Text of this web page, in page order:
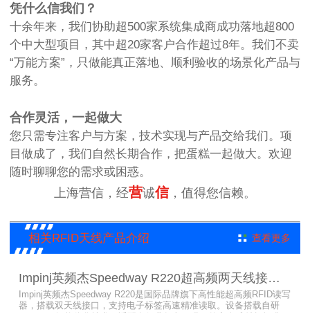
凭什么信我们？
十余年来，我们协助超500家系统集成商成功落地超800
个中大型项目，其中超20家客户合作超过8年。我们不卖
“万能方案”，只做能真正落地、顺利验收的场景化产品与
服务。
合作灵活，一起做大
您只需专注客户与方案，技术实现与产品交给我们。项
目做成了，我们自然长期合作，把蛋糕一起做大。欢迎
随时聊聊您的需求或困惑。
上海营信，经营诚信，值得您信赖。
相关RFID天线产品介绍 查看更多
Impinj英频杰Speedway R220超高频两天线接口RFID读写器
Impinj英频杰Speedway R220是国际品牌旗下高性能超高频RFID读写
器，搭载双天线接口，支持电子标签高速精准读取。设备搭载自研